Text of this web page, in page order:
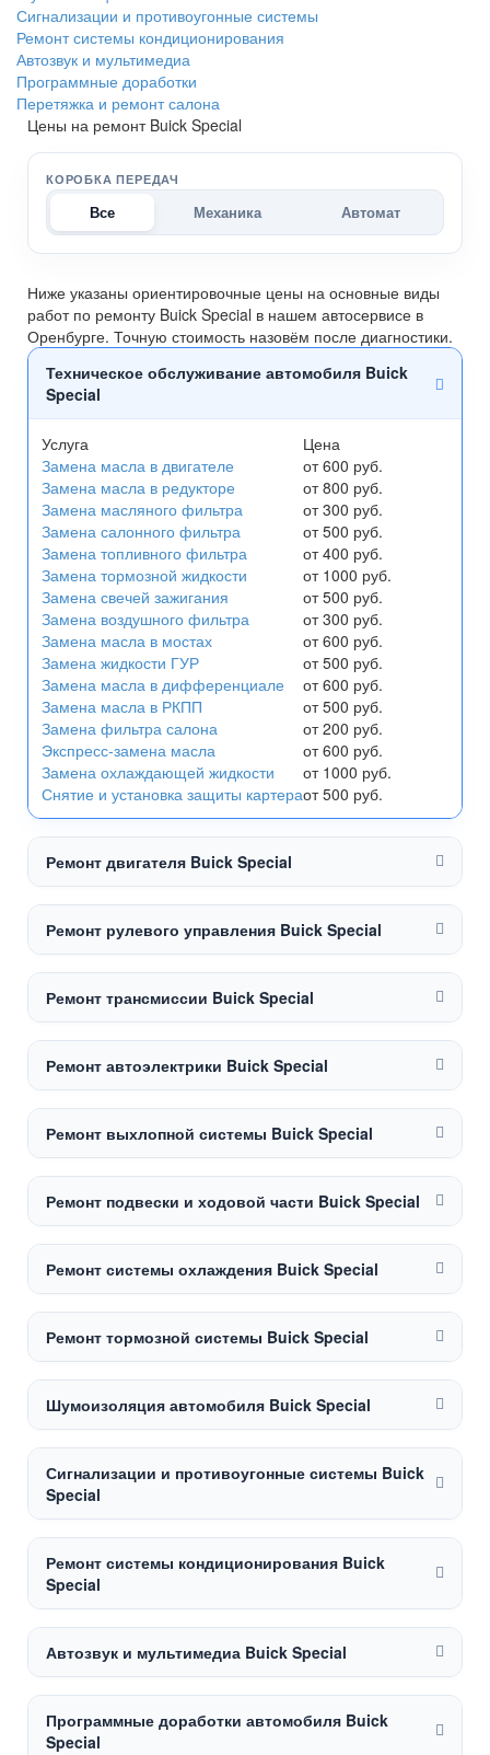
Сигнализации и противоугонные системы
Ремонт системы кондиционирования
Автозвук и мультимедиа
Программные доработки
Перетяжка и ремонт салона
Цены на ремонт Buick Special
КОРОБКА ПЕРЕДАЧ
Все Механика Автомат
Ниже указаны ориентировочные цены на основные виды
работ по ремонту Buick Special в нашем автосервисе в
Оренбурге. Точную стоимость назовём после диагностики.
Техническое обслуживание автомобиля Buick
Special
Услуга
Цена
Замена масла в двигателе
от 600 руб.
Замена масла в редукторе
от 800 руб.
Замена масляного фильтра
от 300 руб.
Замена салонного фильтра
от 500 руб.
Замена топливного фильтра
от 400 руб.
Замена тормозной жидкости
от 1000 руб.
Замена свечей зажигания
от 500 руб.
Замена воздушного фильтра
от 300 руб.
Замена масла в мостах
от 600 руб.
Замена жидкости ГУР
от 500 руб.
Замена масла в дифференциале
от 600 руб.
Замена масла в РКПП
от 500 руб.
Замена фильтра салона
от 200 руб.
Экспресс-замена масла
от 600 руб.
Замена охлаждающей жидкости
от 1000 руб.
Снятие и установка защиты картераот 500 руб.
Ремонт двигателя Buick Special
Ремонт рулевого управления Buick Special
Ремонт трансмиссии Buick Special
Ремонт автоэлектрики Buick Special
Ремонт выхлопной системы Buick Special
Ремонт подвески и ходовой части Buick Special
Ремонт системы охлаждения Buick Special
Ремонт тормозной системы Buick Special
Шумоизоляция автомобиля Buick Special
Сигнализации и противоугонные системы Buick
Special
Ремонт системы кондиционирования Buick
Special
Автозвук и мультимедиа Buick Special
Программные доработки автомобиля Buick
Special